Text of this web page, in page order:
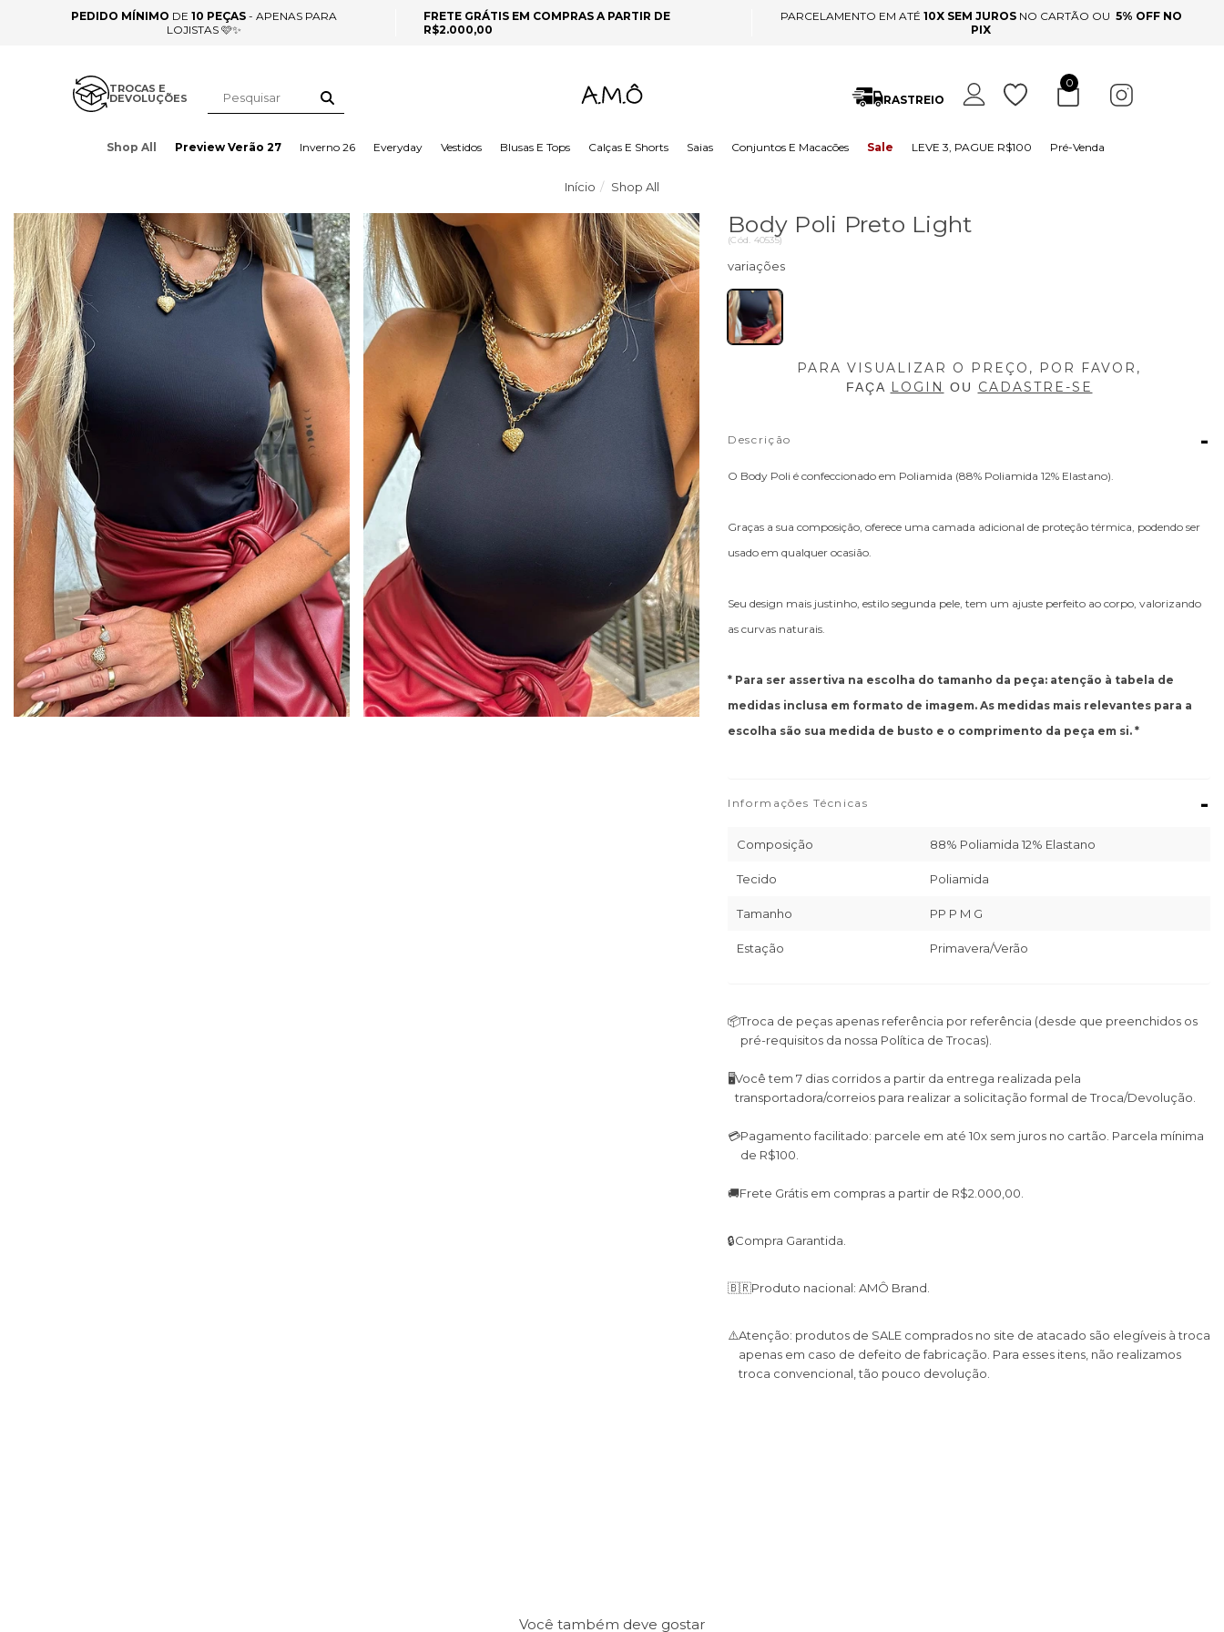
PEDIDO MÍNIMO DE 10 PEÇAS - APENAS PARA
LOJISTAS 🩷✨
FRETE GRÁTIS EM COMPRAS A PARTIR DE
R$2.000,00
PARCELAMENTO EM ATÉ 10X SEM JUROSNO CARTÃO OU 5% OFF NO
PIX
TROCAS E
DEVOLUÇÕES RASTREIO
0
Shop All Preview Verão 27 Inverno 26 Everyday Vestidos Blusas E Tops Calças E Shorts Saias Conjuntos E Macacões Sale LEVE 3, PAGUE R$100 Pré-Venda
Início Shop All
Body Poli Preto Light
(Cód. 40535)
PARA VISUALIZAR O PREÇO, POR FAVOR,
FAÇA LOGIN OU CADASTRE-SE
Descrição -
O Body Poli é confeccionado em Poliamida (88% Poliamida 12% Elastano).
Graças a sua composição, oferece uma camada adicional de proteção térmica, podendo ser
usado em qualquer ocasião.
Seu design mais justinho, estilo segunda pele, tem um ajuste perfeito ao corpo, valorizando
as curvas naturais.
* Para ser assertiva na escolha do tamanho da peça: atenção à tabela de
medidas inclusa em formato de imagem. As medidas mais relevantes para a
escolha são sua medida de busto e o comprimento da peça em si. *
Informações Técnicas -
Composição 88% Poliamida 12% Elastano
Tecido Poliamida
Tamanho PP P M G
Estação Primavera/Verão
📦Troca de peças apenas referência por referência (desde que preenchidos os
pré-requisitos da nossa Política de Trocas).
🖥Você tem 7 dias corridos a partir da entrega realizada pela
transportadora/correios para realizar a solicitação formal de Troca/Devolução.
💳Pagamento facilitado: parcele em até 10x sem juros no cartão. Parcela mínima
de R$100.
🚚Frete Grátis em compras a partir de R$2.000,00.
🔒Compra Garantida.
🇧🇷Produto nacional: AMÔ Brand.
⚠️Atenção: produtos de SALE comprados no site de atacado são elegíveis à troca
apenas em caso de defeito de fabricação. Para esses itens, não realizamos
troca convencional, tão pouco devolução.
Você também deve gostar